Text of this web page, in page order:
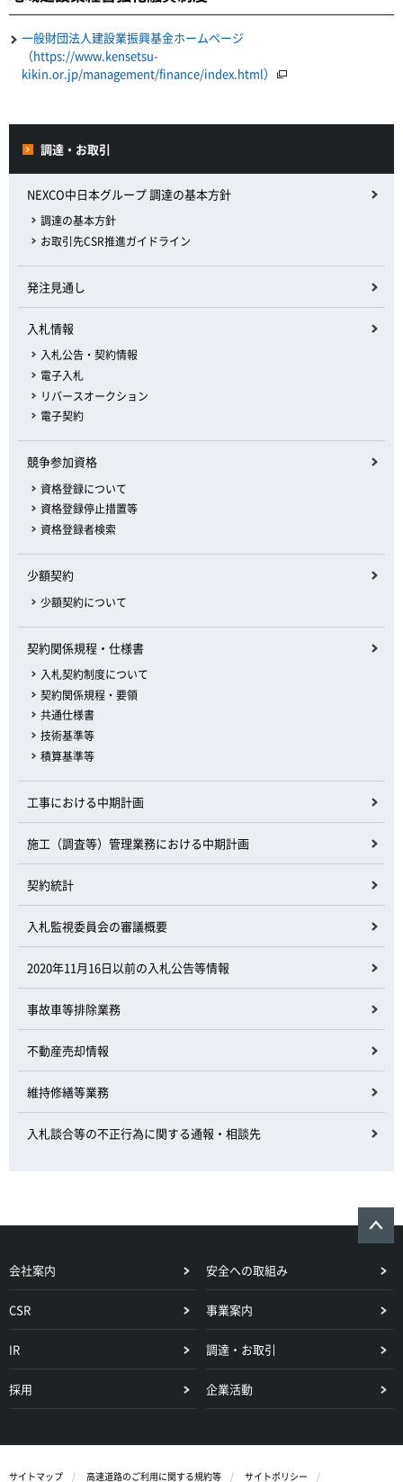
一般財団法人建設業振興基金ホームページ
（https://www.kensetsu-
kikin.or.jp/management/finance/index.html）
調達・お取引
NEXCO中日本グループ 調達の基本方針
調達の基本方針
お取引先CSR推進ガイドライン
発注見通し
入札情報
入札公告・契約情報
電子入札
リバースオークション
電子契約
競争参加資格
資格登録について
資格登録停止措置等
資格登録者検索
少額契約
少額契約について
契約関係規程・仕様書
入札契約制度について
契約関係規程・要領
共通仕様書
技術基準等
積算基準等
工事における中期計画
施工（調査等）管理業務における中期計画
契約統計
入札監視委員会の審議概要
2020年11月16日以前の入札公告等情報
事故車等排除業務
不動産売却情報
維持修繕等業務
入札談合等の不正行為に関する通報・相談先
会社案内 安全への取組み
CSR 事業案内
IR 調達・お取引
採用 企業活動
サイトマップ 高速道路のご利用に関する規約等 サイトポリシー